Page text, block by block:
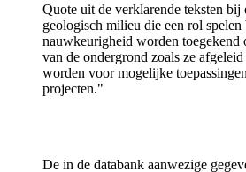
Quote uit de verklarende teksten bij
geologisch milieu die een rol
nauwkeurigheid worden toegekend
van de ondergrond zoals ze
worden voor mogelijke
projecten."
De in de databank aanwezige